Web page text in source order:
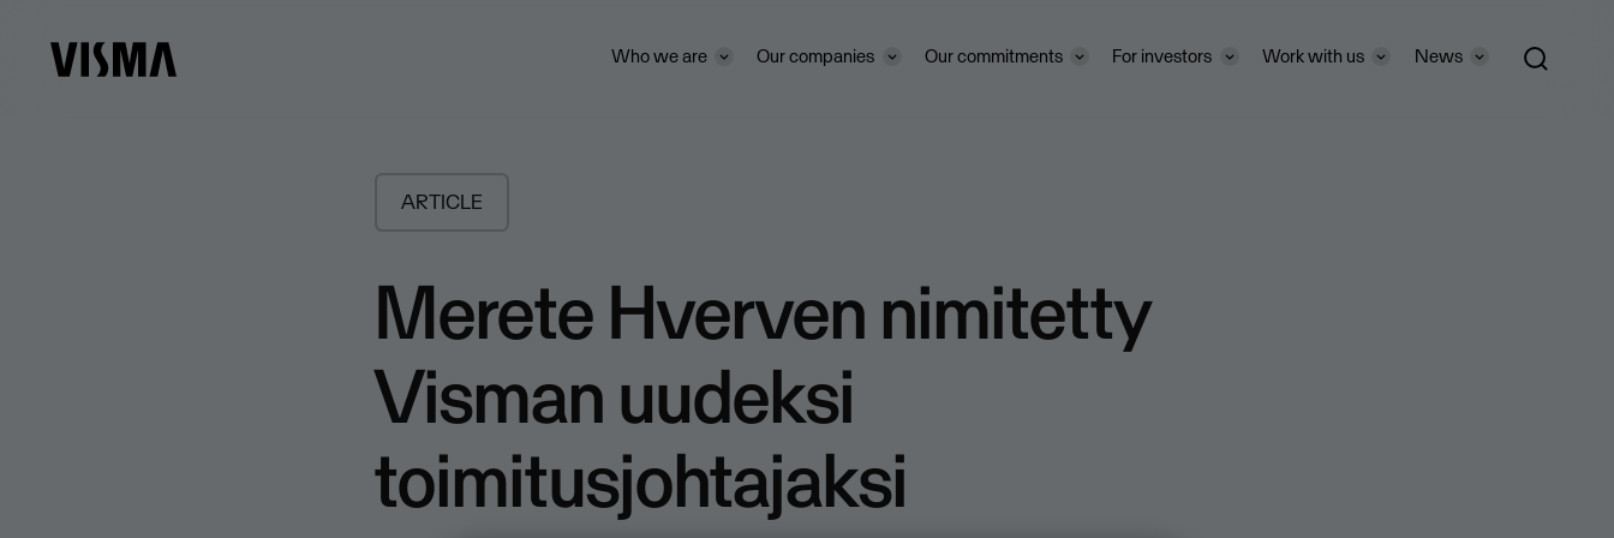
Who we are Our companies Our commitments For investors Work with us News
ARTICLE
​Merete Hverven nimitetty
Visman uudeksi
toimitusjohtajaksi